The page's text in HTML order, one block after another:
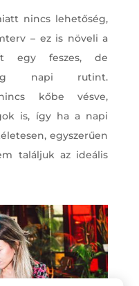
nincs lehetőség,
– ez is növeli a
egy feszes, de
napi rutint.
kőbe vésve,
is, így ha a napi
egyszerűen
találjuk az ideális